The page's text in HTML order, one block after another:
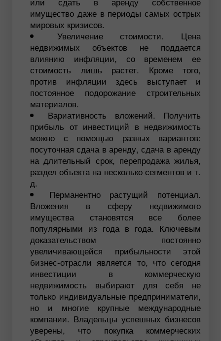
имущество даже в периоды самых острых
мировых кризисов.
Увеличение стоимости. Цена
недвижимых объектов не поддается
влиянию инфляции, со временем ее
стоимость лишь растет. Кроме того,
против инфляции здесь выступает и
постоянное подорожание строительных
материалов.
Вариативность вложений. Получить
прибыль от инвестиций в недвижимость
можно с помощью разных вариантов:
посуточная сдача в аренду, сдача в аренду
на длительный срок, перепродажа жилья,
раздел объекта на несколько сегментов и т.
д.
Перманентно растущий потенциал.
Вложения в сферу недвижимого
имущества становятся все более
популярными из года в года. Ключевым
доказательством постоянно
увеличивающейся прибыльности этой
бизнес-отрасли является то, что сегодня
инвестиции в коммерческую
недвижимость выбирают для себя не
только индивидуальные предприниматели,
но и многие крупные международные
компании. Владельцы успешных бизнесов
уверены, что покупка коммерческих